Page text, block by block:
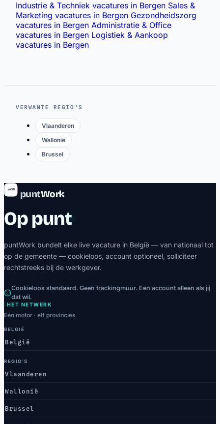
Industrie & Techniek vacatures in Bergen Sales &
Marketing vacatures in Bergen Gezondheidszorg
vacatures in Bergen Administratie & Office
vacatures in Bergen Logistiek & Aankoop
vacatures in Bergen
VERWANTE REGIO’S
Vlaanderen
Wallonië
Brussel
puntWork
Op punt
puntWork bundelt elke live vacature in België — van nationaal tot
op de gemeente — cookieloos, account optioneel, solliciteer
rechtstreeks bij de werkgever.
Cookieloos standaard. Geen trackingmuur. Een account alleen als jij
dat wil.
HET NETWERK
Eén motor · elf provincies
BELGIË
België
REGIO’S
Vlaanderen
Wallonië
Brussel